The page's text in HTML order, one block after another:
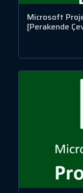
Microsoft
[Perakende